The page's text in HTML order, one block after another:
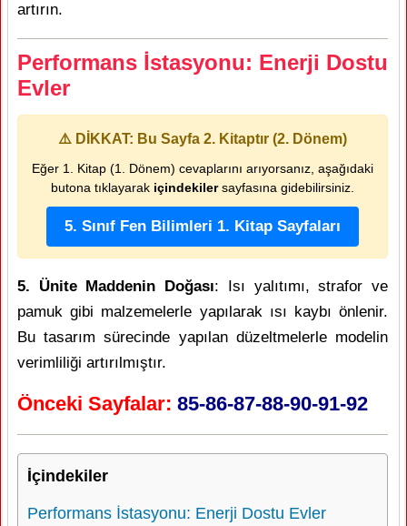
artırın.
Performans İstasyonu: Enerji Dostu
Evler
⚠️ DİKKAT: Bu Sayfa 2. Kitaptır (2. Dönem)
Eğer 1. Kitap (1. Dönem) cevaplarını arıyorsanız, aşağıdaki
butona tıklayarak içindekilersayfasına gidebilirsiniz.
5. Sınıf Fen Bilimleri 1. Kitap Sayfaları
5. Ünite Maddenin Doğası: Isı yalıtımı, strafor ve
pamuk gibi malzemelerle yapılarak ısı kaybı önlenir.
Bu tasarım sürecinde yapılan düzeltmelerle modelin
verimliliği artırılmıştır.
Önceki Sayfalar: 85-86-87-88-90-91-92
İçindekiler
Performans İstasyonu: Enerji Dostu Evler